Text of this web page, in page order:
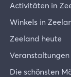
Activitäten in
Winkels in
Zeeland heute
Die schönsten